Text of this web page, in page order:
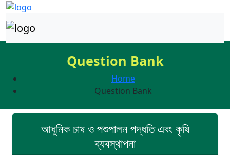
Question Bank
Home
Question Bank
আধুনিক চাষ ও পশুপালন পদ্ধতি এবং কৃষি
ব্যবস্থাপনা